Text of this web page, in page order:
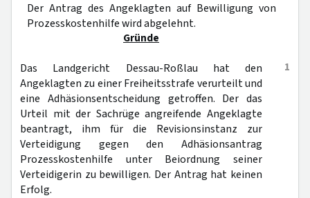
Der Antrag des Angeklagten auf Bewilligung von
Prozesskostenhilfe wird abgelehnt.
Gründe
1
Das Landgericht Dessau-Roßlau hat den
Angeklagten zu einer Freiheitsstrafe verurteilt und
eine Adhäsionsentscheidung getroffen. Der das
Urteil mit der Sachrüge angreifende Angeklagte
beantragt, ihm für die Revisionsinstanz zur
Verteidigung gegen den Adhäsionsantrag
Prozesskostenhilfe unter Beiordnung seiner
Verteidigerin zu bewilligen. Der Antrag hat keinen
Erfolg.